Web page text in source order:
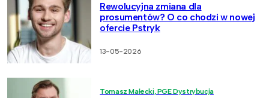
Rewolucyjna zmiana dla
prosumentów? O co chodzi w nowej
ofercie Pstryk
13-05-2026
Tomasz Małecki, PGE Dystrybucja